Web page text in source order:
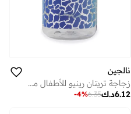
نالجين
زجاجة تريتان رينيو للأطفال من نالجين يو إس إيه بسعة 475 مل، إصدار محدود مطبوع عليه صورة زرافة قوس قزح
د.ك6.12
6.35
-4%